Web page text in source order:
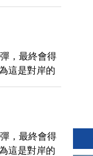
，最終會得
這是對岸的
家寶只是想
，最終會得
這是對岸的